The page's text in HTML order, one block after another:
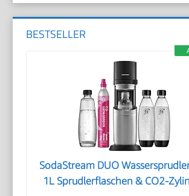
BESTSELLER
SodaStream DUO
1L Sprudlerflaschen & CO2-